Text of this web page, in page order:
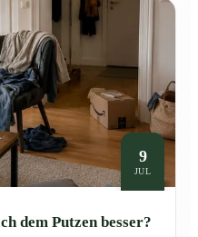
9
JUL
dem Putzen besser?